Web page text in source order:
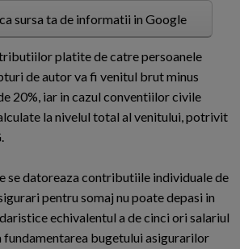
sursa ta de informatii in Google
platite de catre persoanele
de autor va fi venitul brut minus
20%, iar in cazul conventiilor civile
la nivelul total al venitului, potrivit
se datoreaza contributiile individuale de
pentru somaj nu poate depasi in
echivalentul a de cinci ori salariul
bugetului asigurarilor